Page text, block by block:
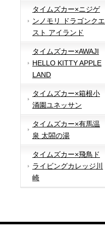
タイムズカー×ニジゲ
ンノモリ ドラゴンクエ
スト アイランド
タイムズカー×AWAJI
HELLO KITTY APPLE
LAND
タイムズカー×箱根小
涌園ユネッサン
タイムズカー×有馬温
泉 太閤の湯
タイムズカー×飛鳥ド
ライビングカレッジ川
崎